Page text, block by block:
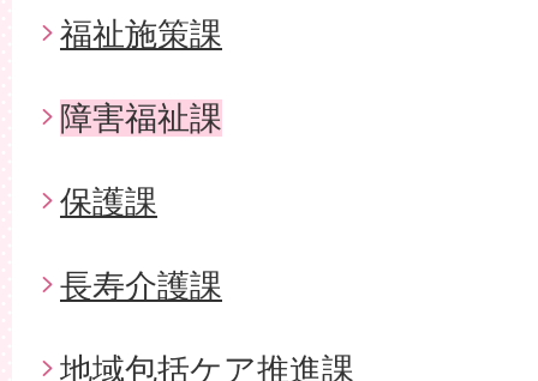
福祉施策課
障害福祉課
保護課
長寿介護課
地域包括ケア推進課